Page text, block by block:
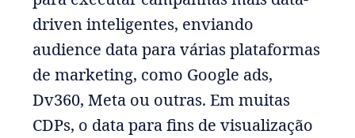
driven inteligentes, enviando
audience data para várias plataformas
de marketing, como Google ads,
Dv360, Meta ou outras. Em muitas
CDPs, o data para fins de visualização